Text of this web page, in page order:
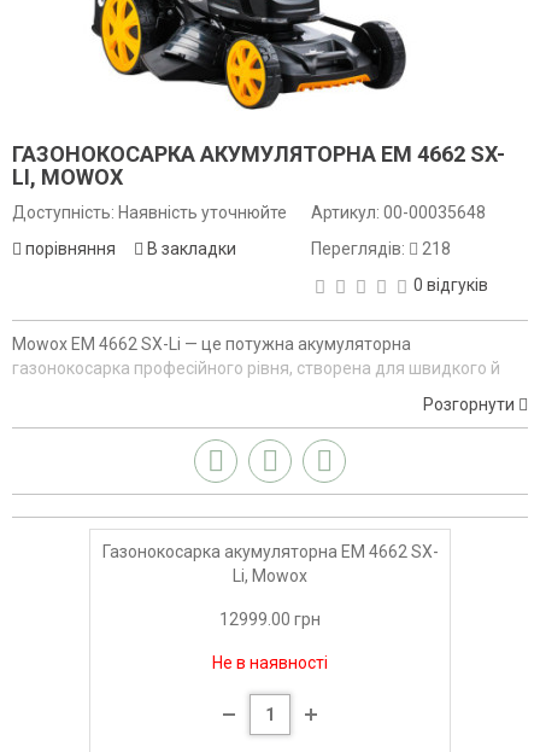
ГАЗОНОКОСАРКА АКУМУЛЯТОРНА EM 4662 SX-
LI, MOWOX
Доступність: Наявність уточнюйте
порівняння
В закладки
Артикул: 00-00035648
Переглядів:
218
0 відгуків
Mowox EM 4662 SX-Li — це потужна акумуляторна
газонокосарка професійного рівня, створена для швидкого й
оснащена сучасним безщітковим двигуном потужністю 1300 Вт,
який вирізняється тихою роботою, високою продуктивністю та
тривалим ресурсом. Живлення забезпечує фірмова літій-іонна
батарея 62V (4.0 Ah), що входить до комплекту разом із
швидкісним зарядним пристроєм BC 135.
Газонокосарка є самохідною — вона рухається сама, а
користувач лише контролює напрямок, що значно зменшує
косіння 46 см модель підходить як для домашнього
збирання трави в 60-літровий контейнер,
Розгорнути
Газонокосарка акумуляторна EM 4662 SX-
Li, Mowox
12999.00 грн
Не в наявності